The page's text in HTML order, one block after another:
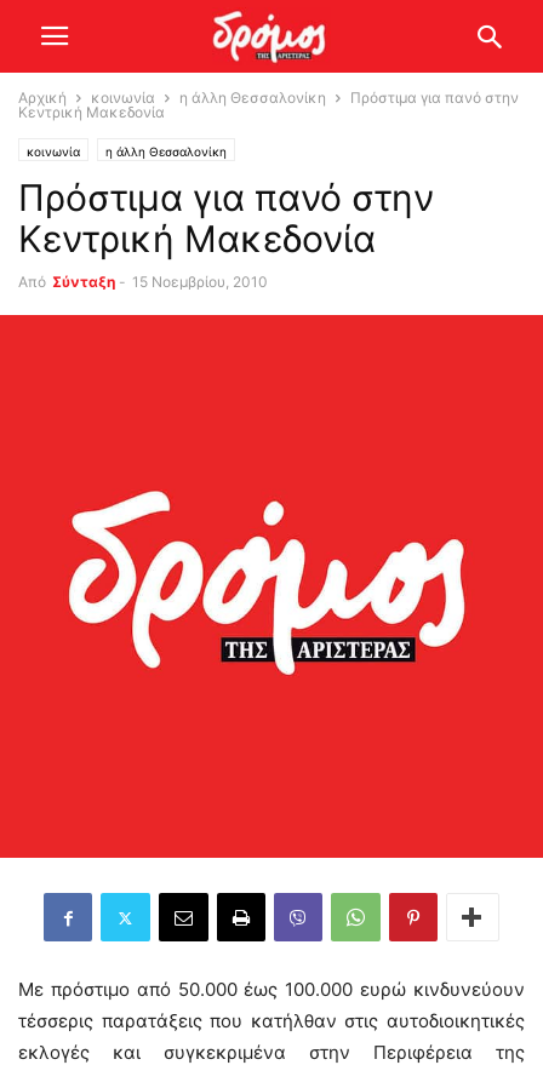
Αρχική κοινωνία η άλλη Θεσσαλονίκη
Πρόστιμα για πανό στην
Κεντρική Μακεδονία
κοινωνία η άλλη Θεσσαλονίκη
Πρόστιμα για πανό στην
Κεντρική Μακεδονία
Από Σύνταξη - 15 Νοεμβρίου, 2010
Με πρόστιμο από 50.000 έως 100.000 ευρώ κινδυνεύουν
τέσσερις παρατάξεις που κατήλθαν στις αυτοδιοικητικές
εκλογές και συγκεκριμένα στην Περιφέρεια της